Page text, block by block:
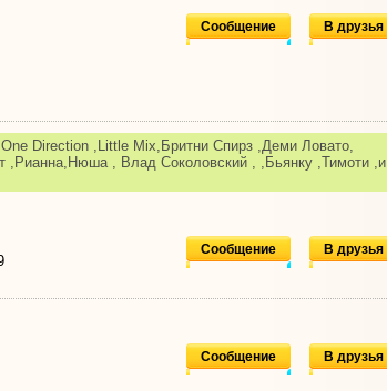
В друзья
Сообщение
Direction ,Little Mix,Бритни Спирз ,Деми Ловато,
,Рианна,Нюша , Влад Соколовский , ,Бьянку ,Тимоти ,и
В друзья
Сообщение
В друзья
Сообщение